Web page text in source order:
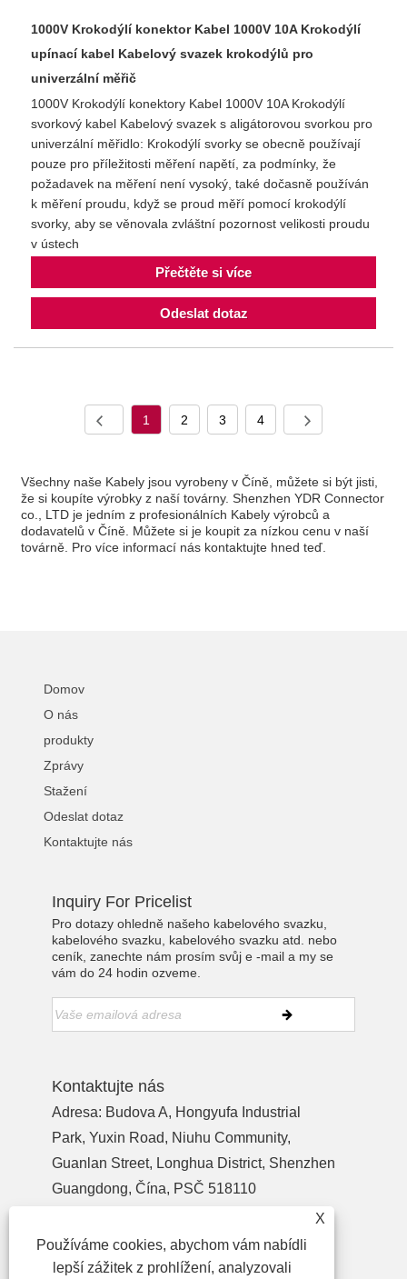
1000V Krokodýlí konektor Kabel 1000V 10A Krokodýlí
upínací kabel Kabelový svazek krokodýlů pro
univerzální měřič
1000V Krokodýlí konektory Kabel 1000V 10A Krokodýlí
svorkový kabel Kabelový svazek s aligátorovou svorkou pro
univerzální měřidlo: Krokodýlí svorky se obecně používají
pouze pro příležitosti měření napětí, za podmínky, že
požadavek na měření není vysoký, také dočasně používán
k měření proudu, když se proud měří pomocí krokodýlí
svorky, aby se věnovala zvláštní pozornost velikosti proudu
v ústech
Přečtěte si více
Odeslat dotaz
1 2 3 4
Všechny naše Kabely jsou vyrobeny v Číně, můžete si být jisti,
že si koupíte výrobky z naší továrny. Shenzhen YDR Connector
co., LTD je jedním z profesionálních Kabely výrobců a
dodavatelů v Číně. Můžete si je koupit za nízkou cenu v naší
továrně. Pro více informací nás kontaktujte hned teď.
Domov
O nás
produkty
Zprávy
Stažení
Odeslat dotaz
Kontaktujte nás
Inquiry For Pricelist
Pro dotazy ohledně našeho kabelového svazku,
kabelového svazku, kabelového svazku atd. nebo
ceník, zanechte nám prosím svůj e -mail a my se
vám do 24 hodin ozveme.
Kontaktujte nás
Adresa: Budova A, Hongyufa Industrial
Park, Yuxin Road, Niuhu Community,
Guanlan Street, Longhua District, Shenzhen
Guangdong, Čína, PSČ 518110
Telefon:+86-13713718026
E-mailem:wzl@szydr.com
X
Používáme cookies, abychom vám nabídli
lepší zážitek z prohlížení, analyzovali